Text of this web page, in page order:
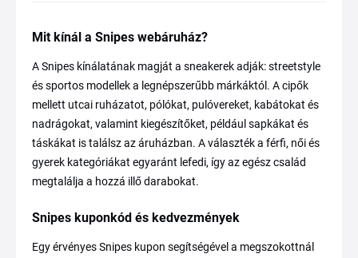
Mit kínál a Snipes webáruház?
A Snipes kínálatának magját a sneakerek adják: streetstyle
és sportos modellek a legnépszerűbb márkáktól. A cipők
mellett utcai ruházatot, pólókat, pulóvereket, kabátokat és
nadrágokat, valamint kiegészítőket, például sapkákat és
táskákat is találsz az áruházban. A választék a férfi, női és
gyerek kategóriákat egyaránt lefedi, így az egész család
megtalálja a hozzá illő darabokat.
Snipes kuponkód és kedvezmények
Egy érvényes Snipes kupon segítségével a megszokottnál